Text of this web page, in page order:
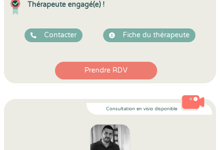
Thérapeute engagé(e) !
Contacter Fiche du thérapeute
Prendre RDV
Consultation en visio disponible